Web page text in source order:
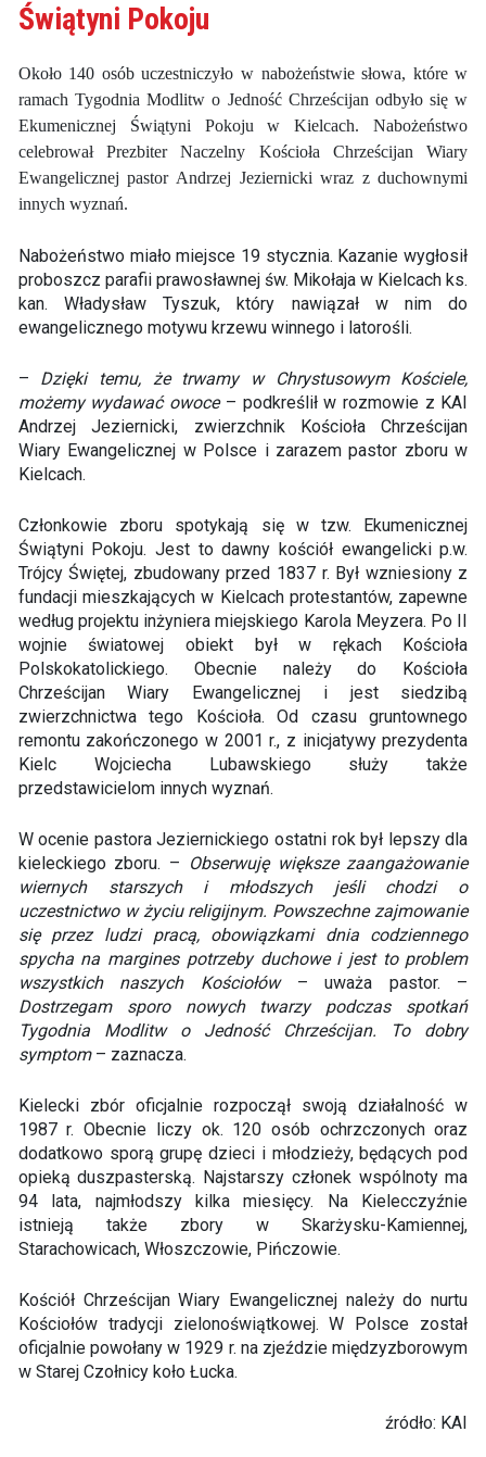
Świątyni Pokoju
Około 140 osób uczestniczyło w nabożeństwie słowa, które w
ramach Tygodnia Modlitw o Jedność Chrześcijan odbyło się w
Ekumenicznej Świątyni Pokoju w Kielcach. Nabożeństwo
celebrował Prezbiter Naczelny Kościoła Chrześcijan Wiary
Ewangelicznej pastor Andrzej Jeziernicki wraz z duchownymi
innych wyznań.
Nabożeństwo miało miejsce 19 stycznia. Kazanie wygłosił
proboszcz parafii prawosławnej św. Mikołaja w Kielcach ks.
kan. Władysław Tyszuk, który nawiązał w nim do
ewangelicznego motywu krzewu winnego i latorośli.
– Dzięki temu, że trwamy w Chrystusowym Kościele,
możemy wydawać owoce– podkreślił w rozmowie z KAI
Andrzej Jeziernicki, zwierzchnik Kościoła Chrześcijan
Wiary Ewangelicznej w Polsce i zarazem pastor zboru w
Kielcach.
Członkowie zboru spotykają się w tzw. Ekumenicznej
Świątyni Pokoju. Jest to dawny kościół ewangelicki p.w.
Trójcy Świętej, zbudowany przed 1837 r. Był wzniesiony z
fundacji mieszkających w Kielcach protestantów, zapewne
według projektu inżyniera miejskiego Karola Meyzera. Po II
wojnie światowej obiekt był w rękach Kościoła
Polskokatolickiego. Obecnie należy do Kościoła
Chrześcijan Wiary Ewangelicznej i jest siedzibą
zwierzchnictwa tego Kościoła. Od czasu gruntownego
remontu zakończonego w 2001 r., z inicjatywy prezydenta
Kielc Wojciecha Lubawskiego służy także
przedstawicielom innych wyznań.
W ocenie pastora Jeziernickiego ostatni rok był lepszy dla
kieleckiego zboru. – Obserwuję większe zaangażowanie
wiernych starszych i młodszych jeśli chodzi o
uczestnictwo w życiu religijnym. Powszechne zajmowanie
się przez ludzi pracą, obowiązkami dnia codziennego
spycha na margines potrzeby duchowe i jest to problem
wszystkich naszych Kościołów– uważa pastor. –
Dostrzegam sporo nowych twarzy podczas spotkań
Tygodnia Modlitw o Jedność Chrześcijan. To dobry
symptom– zaznacza.
Kielecki zbór oficjalnie rozpoczął swoją działalność w
1987 r. Obecnie liczy ok. 120 osób ochrzczonych oraz
dodatkowo sporą grupę dzieci i młodzieży, będących pod
opieką duszpasterską. Najstarszy członek wspólnoty ma
94 lata, najmłodszy kilka miesięcy. Na Kielecczyźnie
istnieją także zbory w Skarżysku-Kamiennej,
Starachowicach, Włoszczowie, Pińczowie.
Kościół Chrześcijan Wiary Ewangelicznej należy do nurtu
Kościołów tradycji zielonoświątkowej. W Polsce został
oficjalnie powołany w 1929 r. na zjeździe międzyzborowym
w Starej Czołnicy koło Łucka.
źródło: KAI